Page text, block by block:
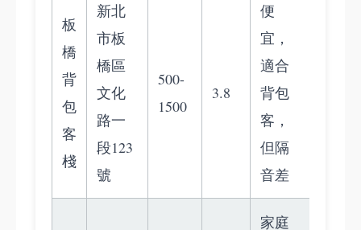
板
橋
背
包
客
棧
新北
市板
橋區
文化
路一
段123
號
500-
1500
3.8
便
宜，
適合
背包
客，
但隔
音差
家庭